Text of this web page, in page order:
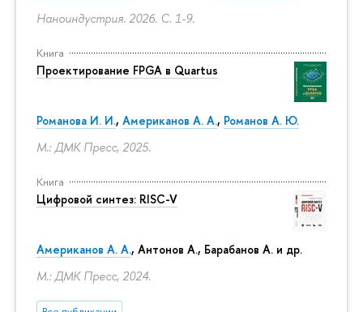
Наноиндустрия. 2026. С. 1-9.
Книга
Проектирование FPGA в Quartus
Романова И. И., Американов А. А., Романов А. Ю.
М.: ДМК Пресс, 2025.
Книга
Цифровой синтез: RISC-V
Американов А. А., Антонов А., Барабанов А. и др.
М.: ДМК Пресс, 2024.